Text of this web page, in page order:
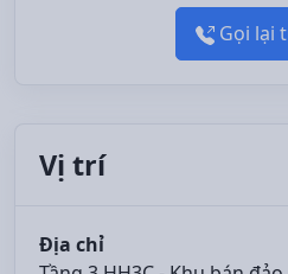
Gọi lại
Vị trí
Địa chỉ